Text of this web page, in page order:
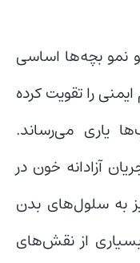
نمو بچه‌ها اساسی
را تقویت کرده
یاری می‌رساند.
آزادانه خون در
به سلول‌های بدن
از نقش‌های